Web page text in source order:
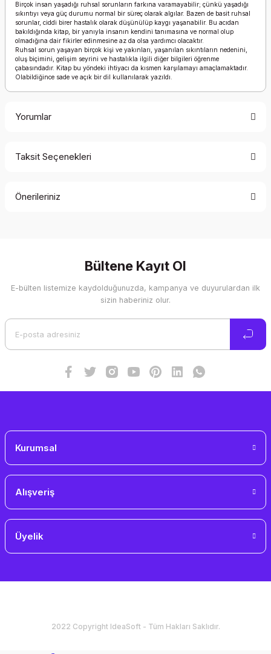
Birçok insan yaşadığı ruhsal sorunların farkına varamayabilir; çünkü yaşadığı
sıkıntıyı veya güç durumu normal bir süreç olarak algılar. Bazen de basit ruhsal
sorunlar, ciddi birer hastalık olarak düşünülüp kaygı yaşanabilir. Bu acıdan
bakıldığında kitap, bir yanıyla insanın kendini tanımasına ve normal olup
olmadığına dair fikirler edinmesine az da olsa yardımcı olacaktır.
Ruhsal sorun yaşayan birçok kişi ve yakınları, yaşanılan sıkıntıların nedenini,
oluş biçimini, gelişim seyrini ve hastalıkla ilgili diğer bilgileri öğrenme
çabasındadır. Kitap bu yöndeki ihtiyacı da kısmen karşılamayı amaçlamaktadır.
Olabildiğince sade ve açık bir dil kullanılarak yazıldı.
Yorumlar
Taksit Seçenekleri
Önerileriniz
Görüş ve önerileriniz için teşekkür ederiz.
Ürün resmi kalitesiz, bozuk veya görüntülenemiyor.
Bültene Kayıt Ol
E-bülten listemize kaydolduğunuzda, kampanya ve duyurulardan ilk
sizin haberiniz olur.
Kurumsal
Alışveriş
Üyelik
2022 Copyright IdeaSoft - Tüm Hakları Saklıdır.